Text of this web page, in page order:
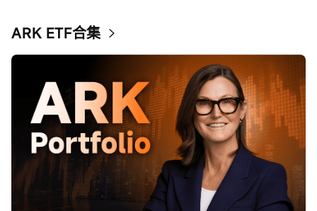
ARK ETF合集